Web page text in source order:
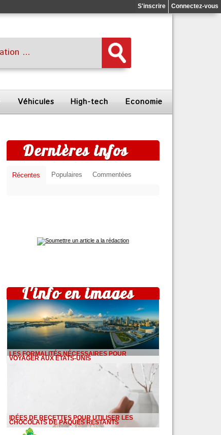
Connectez-vous
S'inscrire
Véhicules High-tech Economie
Dernières infos
Récentes Populaires Commentées
L'info en images
LES FORMALITÉS NÉCESSAIRES POUR
VOYAGER AUX ÉTATS-UNIS
IDÉES DE RECETTES POUR UTILISER LES
CHOCOLATS DE PÂQUES RESTANTS